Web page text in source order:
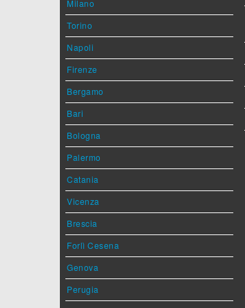
Milano
Torino
Napoli
Firenze
Bergamo
Bari
Bologna
Palermo
Catania
Vicenza
Brescia
Forlì Cesena
Genova
Perugia